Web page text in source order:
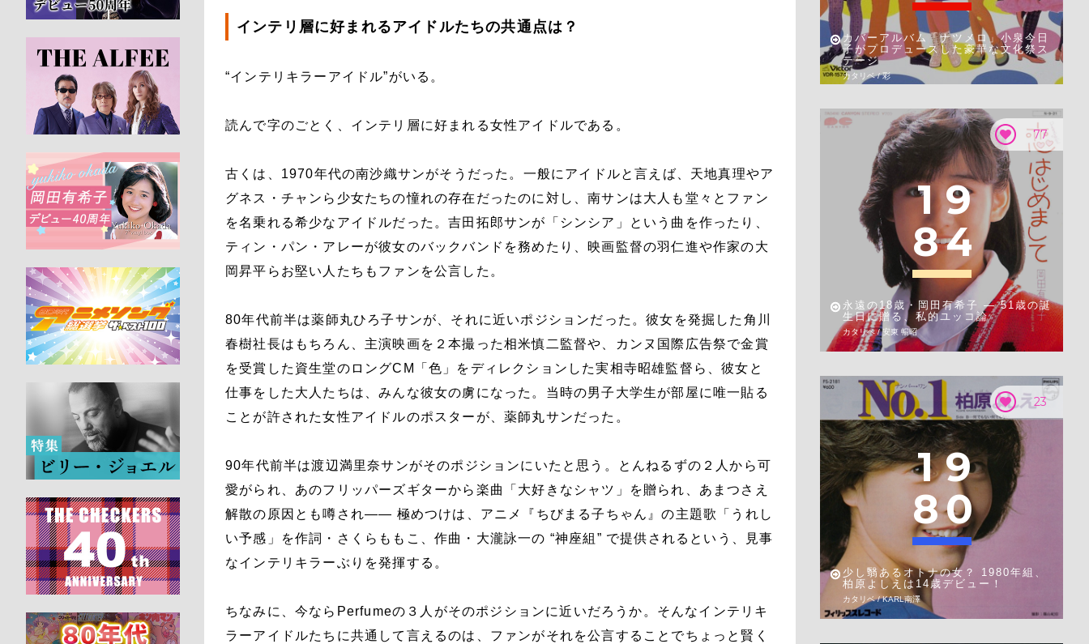
インテリ層に好まれるアイドルたちの共通点は？
“インテリキラーアイドル”がいる。
読んで字のごとく、インテリ層に好まれる女性アイドルである。
古くは、1970年代の南沙織サンがそうだった。一般にアイドルと言えば、天地真理やア
グネス・チャンら少女たちの憧れの存在だったのに対し、南サンは大人も堂々とファン
を名乗れる希少なアイドルだった。吉田拓郎サンが「シンシア」という曲を作ったり、
ティン・パン・アレーが彼女のバックバンドを務めたり、映画監督の羽仁進や作家の大
岡昇平らお堅い人たちもファンを公言した。
80年代前半は薬師丸ひろ子サンが、それに近いポジションだった。彼女を発掘した角川
春樹社長はもちろん、主演映画を２本撮った相米慎二監督や、カンヌ国際広告祭で金賞
を受賞した資生堂のロングCM「色」をディレクションした実相寺昭雄監督ら、彼女と
仕事をした大人たちは、みんな彼女の虜になった。当時の男子大学生が部屋に唯一貼る
ことが許された女性アイドルのポスターが、薬師丸サンだった。
90年代前半は渡辺満里奈サンがそのポジションにいたと思う。とんねるずの２人から可
愛がられ、あのフリッパーズギターから楽曲「大好きなシャツ」を贈られ、あまつさえ
解散の原因とも噂され―― 極めつけは、アニメ『ちびまる子ちゃん』の主題歌「うれし
い予感」を作詞・さくらももこ、作曲・大瀧詠一の “神座組” で提供されるという、見事
なインテリキラーぶりを発揮する。
ちなみに、今ならPerfumeの３人がそのポジションに近いだろうか。そんなインテリキ
ラーアイドルたちに共通して言えるのは、ファンがそれを公言することでちょっと賢く
カバーアルバム「ナツメロ」小泉今日
子がプロデュースした豪華な文化祭ス
テージ
カタリベ / 彩
77
1 9
84
永遠の18歳・岡田有希子 — 51歳の誕
生日に贈る、私的ユッコ論
カタリベ / 安東 暢昭
23
1 9
80
少し翳あるオトナの女？ 1980年組、
柏原よしえは14歳デビュー！
カタリベ / KARL南澤